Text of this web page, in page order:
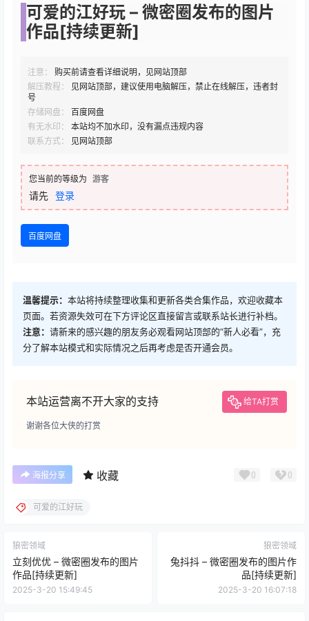
可爱的江好玩 – 微密圈发布的图片
作品[持续更新]
注意：
购买前请查看详细说明，见网站顶部
解压教程：
见网站顶部，建议使用电脑解压，禁止在线解压，违者封
号
存储网盘：
百度网盘
有无水印：
本站均不加水印，没有漏点违规内容
联系方式：
见网站顶部
您当前的等级为 游客
请先 登录
百度网盘
温馨提示： 本站将持续整理收集和更新各类合集作品，欢迎收藏本
页面。若资源失效可在下方评论区直接留言或联系站长进行补档。
注意： 请新来的感兴趣的朋友务必观看网站顶部的“新人必看”，充
分了解本站模式和实际情况之后再考虑是否开通会员。
本站运营离不开大家的支持 给TA打赏
谢谢各位大侠的打赏
海报分享 收藏 0 0
可爱的江好玩
狼密领域
立刻优优 – 微密圈发布的图片
作品[持续更新]
2025-3-20 15:49:45
狼密领域
兔抖抖 – 微密圈发布的图片作
品[持续更新]
2025-3-20 16:07:18